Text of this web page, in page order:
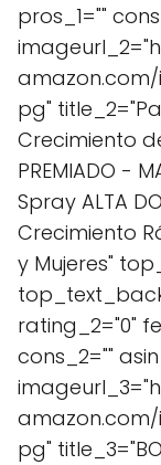
pros_1=""
amazon.com/
pg"
Crecimiento
PREMIADO -
Spray ALTA
Crecimiento
y Mujeres"
rating_2="0"
cons_2=""
amazon.com/
pg"